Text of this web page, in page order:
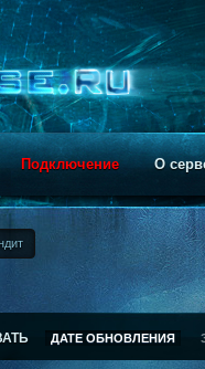
Подключение О
ДАТЕ ОБНОВЛЕНИЯ